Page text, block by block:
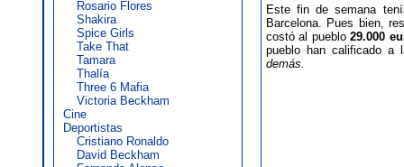
Rosario Flores
Shakira
Spice Girls
Take That
Tamara
Thalía
Three 6 Mafia
Victoria Beckham
Cine
Deportistas
Cristiano Ronaldo
David Beckham
Este fin de semana
Barcelona. Pues bien,
costó al pueblo29.000
pueblo han calificado a
demás.